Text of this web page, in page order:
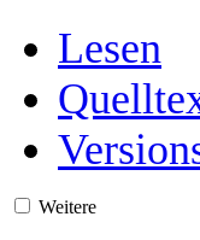
Lesen
Weitere